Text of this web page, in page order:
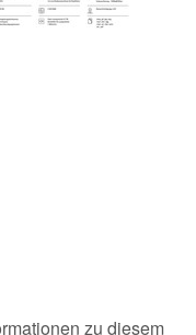
zu diesem